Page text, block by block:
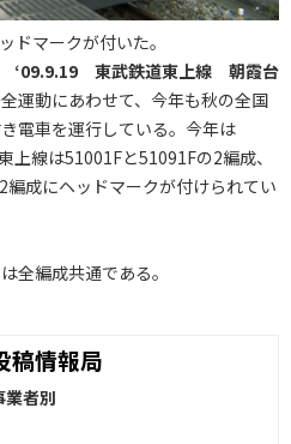
ドマークが付いた。
‘09.9.19 東武鉄道東上線 朝霞台
運動にあわせて、今年も秋の全国
電車を運行している。今年は
上線は51001Fと51091Fの2編成、
成にヘッドマークが付けられてい
全編成共通である。
稿情報局
業者別